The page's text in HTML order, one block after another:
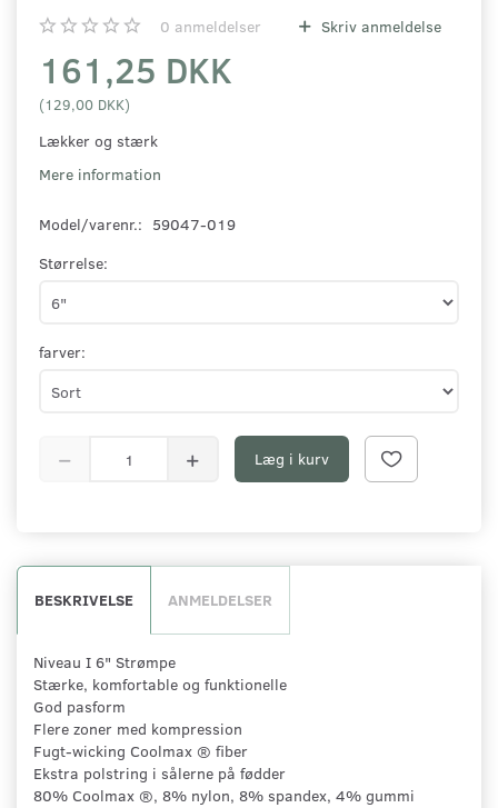
0 anmeldelser Skriv anmeldelse
161,25 DKK
(129,00 DKK)
Lækker og stærk
Mere information
Model/varenr.: 59047-019
Størrelse:
farver:
Læg i kurv
BESKRIVELSE ANMELDELSER
Niveau I 6" Strømpe
Stærke, komfortable og funktionelle
God pasform
Flere zoner med kompression
Fugt-wicking Coolmax ® fiber
Ekstra polstring i sålerne på fødder
80% Coolmax ®, 8% nylon, 8% spandex, 4% gummi